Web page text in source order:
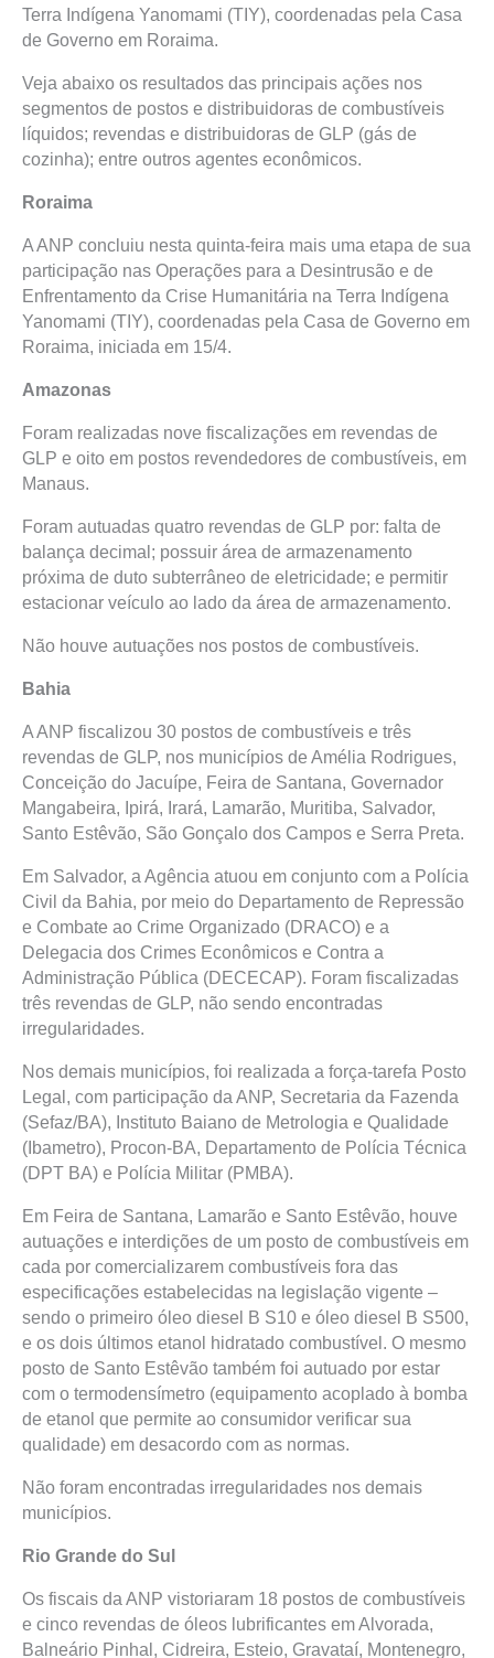
Terra Indígena Yanomami (TIY), coordenadas pela Casa
de Governo em Roraima.
Veja abaixo os resultados das principais ações nos
segmentos de postos e distribuidoras de combustíveis
líquidos; revendas e distribuidoras de GLP (gás de
cozinha); entre outros agentes econômicos.
Roraima
A ANP concluiu nesta quinta-feira mais uma etapa de sua
participação nas Operações para a Desintrusão e de
Enfrentamento da Crise Humanitária na Terra Indígena
Yanomami (TIY), coordenadas pela Casa de Governo em
Roraima, iniciada em 15/4.
Amazonas
Foram realizadas nove fiscalizações em revendas de
GLP e oito em postos revendedores de combustíveis, em
Manaus.
Foram autuadas quatro revendas de GLP por: falta de
balança decimal; possuir área de armazenamento
próxima de duto subterrâneo de eletricidade; e permitir
estacionar veículo ao lado da área de armazenamento.
Não houve autuações nos postos de combustíveis.
Bahia
A ANP fiscalizou 30 postos de combustíveis e três
revendas de GLP, nos municípios de Amélia Rodrigues,
Conceição do Jacuípe, Feira de Santana, Governador
Mangabeira, Ipirá, Irará, Lamarão, Muritiba, Salvador,
Santo Estêvão, São Gonçalo dos Campos e Serra Preta.
Em Salvador, a Agência atuou em conjunto com a Polícia
Civil da Bahia, por meio do Departamento de Repressão
e Combate ao Crime Organizado (DRACO) e a
Delegacia dos Crimes Econômicos e Contra a
Administração Pública (DECECAP). Foram fiscalizadas
três revendas de GLP, não sendo encontradas
irregularidades.
Nos demais municípios, foi realizada a força-tarefa Posto
Legal, com participação da ANP, Secretaria da Fazenda
(Sefaz/BA), Instituto Baiano de Metrologia e Qualidade
(Ibametro), Procon-BA, Departamento de Polícia Técnica
(DPT BA) e Polícia Militar (PMBA).
Em Feira de Santana, Lamarão e Santo Estêvão, houve
autuações e interdições de um posto de combustíveis em
cada por comercializarem combustíveis fora das
especificações estabelecidas na legislação vigente –
sendo o primeiro óleo diesel B S10 e óleo diesel B S500,
e os dois últimos etanol hidratado combustível. O mesmo
posto de Santo Estêvão também foi autuado por estar
com o termodensímetro (equipamento acoplado à bomba
de etanol que permite ao consumidor verificar sua
qualidade) em desacordo com as normas.
Não foram encontradas irregularidades nos demais
municípios.
Rio Grande do Sul
Os fiscais da ANP vistoriaram 18 postos de combustíveis
e cinco revendas de óleos lubrificantes em Alvorada,
Balneário Pinhal, Cidreira, Esteio, Gravataí, Montenegro,